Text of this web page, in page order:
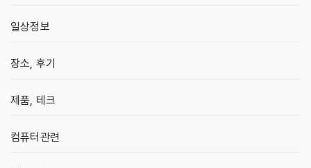
일상정보
장소, 후기
제품, 테크
컴퓨터관련